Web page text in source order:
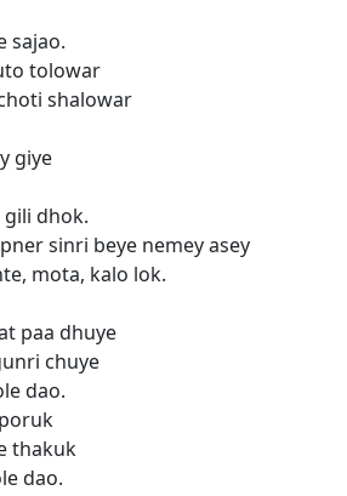
sajao.
tolowar
shalowar
giye
dhok.
sinri beye nemey asey
mota, kalo lok.
paa dhuye
chuye
dao.
thakuk
dao.